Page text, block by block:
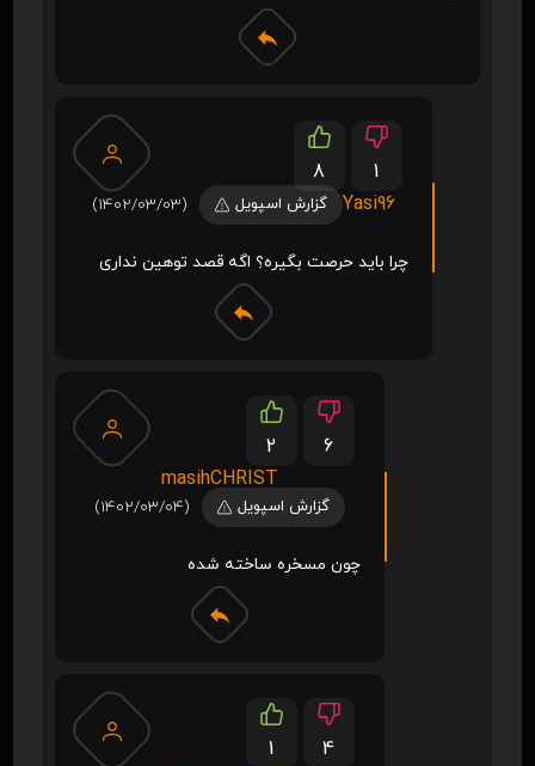
8
1
Yasi96
گزارش اسپویل (1402/03/03)
چرا باید حرصت بگیره؟ اگه قصد توهین نداری
2
6
masihCHRIST
گزارش اسپویل (1402/03/04)
چون مسخره ساخته شده
1
4